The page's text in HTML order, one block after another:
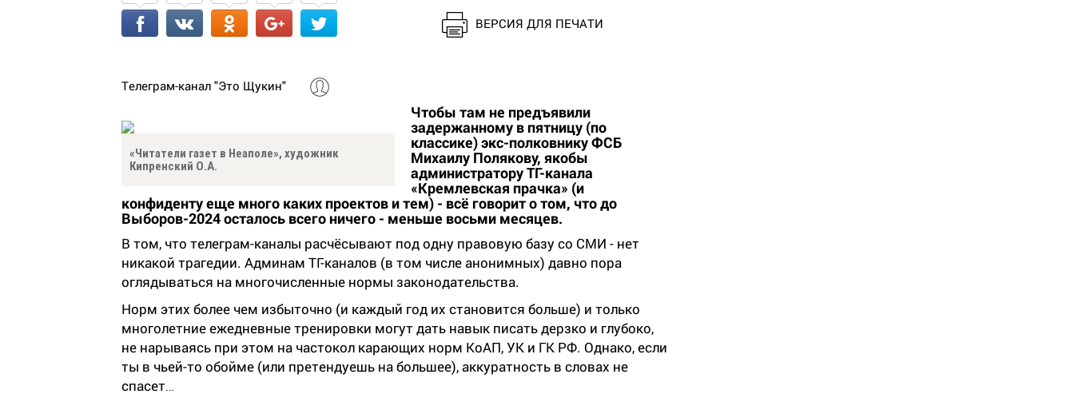
ВЕРСИЯ ДЛЯ ПЕЧАТИ
Телеграм-канал "Это Щукин"
«Читатели газет в Неаполе», художник
Кипренский О.А.
Чтобы там не предъявили
задержанному в пятницу (по
классике) экс-полковнику ФСБ
Михаилу Полякову, якобы
администратору ТГ-канала
«Кремлевская прачка» (и
конфиденту еще много каких проектов и тем) - всё говорит о том, что до
Выборов-2024 осталось всего ничего - меньше восьми месяцев.
В том, что телеграм-каналы расчёсывают под одну правовую базу со СМИ - нет
никакой трагедии. Админам ТГ-каналов (в том числе анонимных) давно пора
оглядываться на многочисленные нормы законодательства.
Норм этих более чем избыточно (и каждый год их становится больше) и только
многолетние ежедневные тренировки могут дать навык писать дерзко и глубоко,
не нарываясь при этом на частокол карающих норм КоАП, УК и ГК РФ. Однако, если
ты в чьей-то обойме (или претендуешь на большее), аккуратность в словах не
спасет…